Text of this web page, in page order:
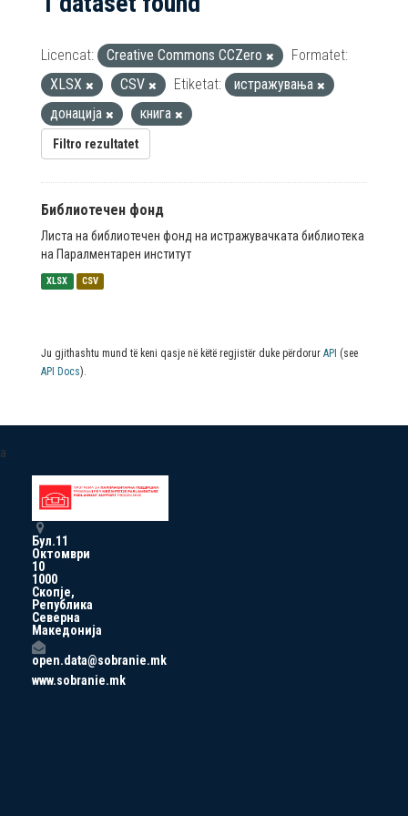
Licencat: Creative Commons CCZero
Formatet:
XLSX
CSV Etiketat:
истражувања
донација
книга
Filtro rezultatet
Библиотечен фонд
Листа на библиотечен фонд на истражувачката библиотека
на Паралментарен институт
XLSX CSV
Ju gjithashtu mund të keni qasje në këtë regjistër duke përdorur API (see
API Docs).
a
Бул.11
Октомври
10
1000
Скопје,
Република
Северна
Македонија
open.data@sobranie.mk
www.sobranie.mk